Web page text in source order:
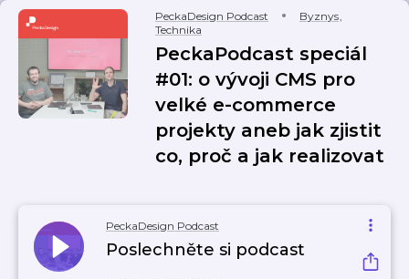
PeckaDesign Podcast Byznys,
Technika
PeckaPodcast speciál
#01: o vývoji CMS pro
velké e-commerce
projekty aneb jak zjistit
co, proč a jak realizovat
PeckaDesign Podcast
Poslechněte si podcast